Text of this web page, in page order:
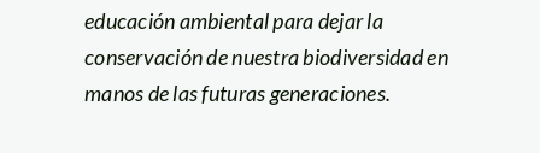
educación ambiental para dejar la
conservación de nuestra biodiversidad en
manos de las futuras generaciones.